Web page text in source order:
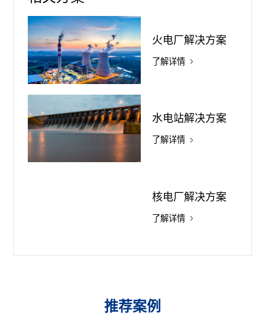
火电厂解决方案
了解详情
水电站解决方案
了解详情
核电厂解决方案
了解详情
推荐案例